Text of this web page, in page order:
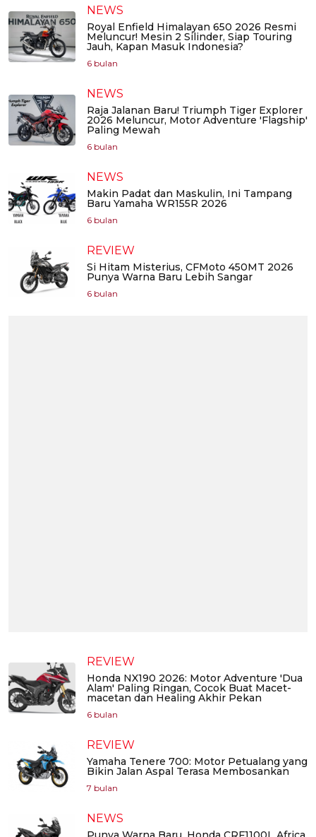
NEWS
Royal Enfield Himalayan 650 2026 Resmi
Meluncur! Mesin 2 Silinder, Siap Touring
Jauh, Kapan Masuk Indonesia?
6 bulan
NEWS
Raja Jalanan Baru! Triumph Tiger Explorer
2026 Meluncur, Motor Adventure 'Flagship'
Paling Mewah
6 bulan
NEWS
Makin Padat dan Maskulin, Ini Tampang
Baru Yamaha WR155R 2026
6 bulan
REVIEW
Si Hitam Misterius, CFMoto 450MT 2026
Punya Warna Baru Lebih Sangar
6 bulan
REVIEW
Honda NX190 2026: Motor Adventure 'Dua
Alam' Paling Ringan, Cocok Buat Macet-
macetan dan Healing Akhir Pekan
6 bulan
REVIEW
Yamaha Tenere 700: Motor Petualang yang
Bikin Jalan Aspal Terasa Membosankan
7 bulan
NEWS